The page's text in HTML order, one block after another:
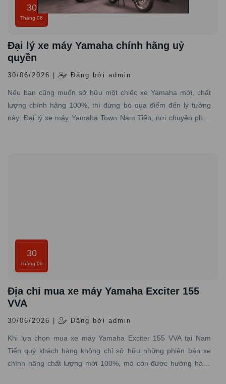
30
Tháng 06
Đại lý xe máy Yamaha chính hãng uỷ
quyền
30/06/2026 | Đăng bởi admin
Nếu bạn cũng muốn sở hữu một chiếc xe Yamaha mới, chất
lượng chính hãng 100%, thì đừng bỏ qua điểm đến lý tưởng
này: Đại lý xe máy Yamaha Town Nam Tiến, nơi chuyên phân
30
Tháng 06
Địa chỉ mua xe máy Yamaha Exciter 155
VVA
30/06/2026 | Đăng bởi admin
Khi lựa chọn mua xe máy Yamaha Exciter 155 VVA tại Nam
Tiến quý khách hàng không chỉ sở hữu những phiên bản xe
chính hãng chất lượng mới 100%, mà còn được hưởng hàng